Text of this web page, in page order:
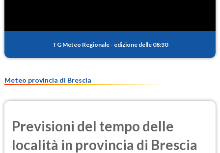
TG Meteo Regionale - edizione delle 08:30
Meteo provincia di Brescia
Previsioni del tempo delle
località in provincia di Brescia